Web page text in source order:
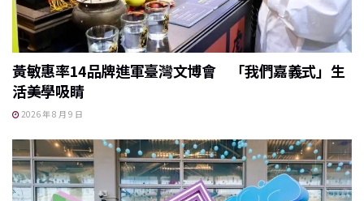
黃敏惠率14品牌進軍臺灣文博會 「我們嘉義式」生
活美學吸睛
2026 年 8 月 9 日